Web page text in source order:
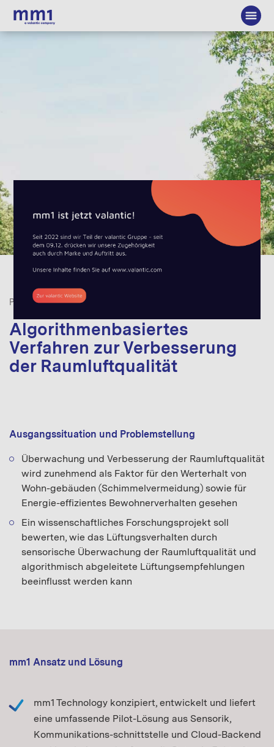
PROJEKTBEISPIELE
Algorithmenbasiertes
Verfahren zur Verbesserung
der Raumluftqualität
Ausgangssituation und Problemstellung
Überwachung und Verbesserung der Raumluftqualität
wird zunehmend als Faktor für den Werterhalt von
Wohn-gebäuden (Schimmelvermeidung) sowie für
Energie-effizientes Bewohnerverhalten gesehen
Ein wissenschaftliches Forschungsprojekt soll
bewerten, wie das Lüftungsverhalten durch
sensorische Überwachung der Raumluftqualität und
algorithmisch abgeleitete Lüftungsempfehlungen
beeinflusst werden kann
mm1 Ansatz und Lösung
mm1 Technology konzipiert, entwickelt und liefert
eine umfassende Pilot-Lösung aus Sensorik,
Kommunikations-schnittstelle und Cloud-Backend